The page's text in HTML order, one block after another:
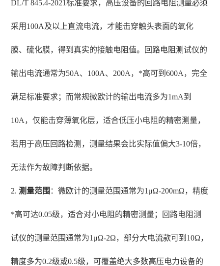
DL/T 845.4-2021标准要求，高压设备的回路电阻测量必须
采用100A及以上直流电流，才能击穿触头表面的氧化
膜、硫化膜，得到真实的接触电阻值。回路电阻测试仪的
输出电流通常为50A、100A、200A，*高可到600A，完全
满足标准要求；而常规微欧计的输出电流多为1mA到
10A，仅能击穿薄氧化层，适合低压小电阻的精密测量，
若用于高压回路检测，测量结果会比实际值偏大3-10倍，
无法作为故障判断依据。
2.测量范围 ：微欧计的测量范围通常为1μΩ-200mΩ，精度
*高可达0.05级，适合对小电阻的精密测量；回路电阻测
试仪的测量范围通常为1μΩ-2Ω，部分大电流款可到10Ω，
精度多为0.2级或0.5级，可覆盖绝大多数高压电力设备的